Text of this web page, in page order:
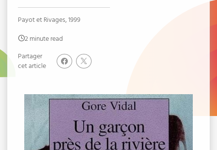
Payot et Rivages, 1999
2 minute read
Partager
cet article